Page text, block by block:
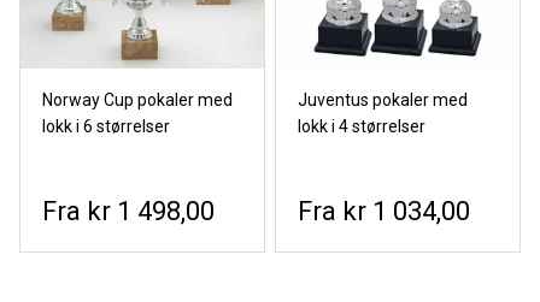
Norway Cup pokaler med
lokk i 6 størrelser
kr 1 498,00
Juventus pokaler med
lokk i 4 størrelser
kr 1 034,00